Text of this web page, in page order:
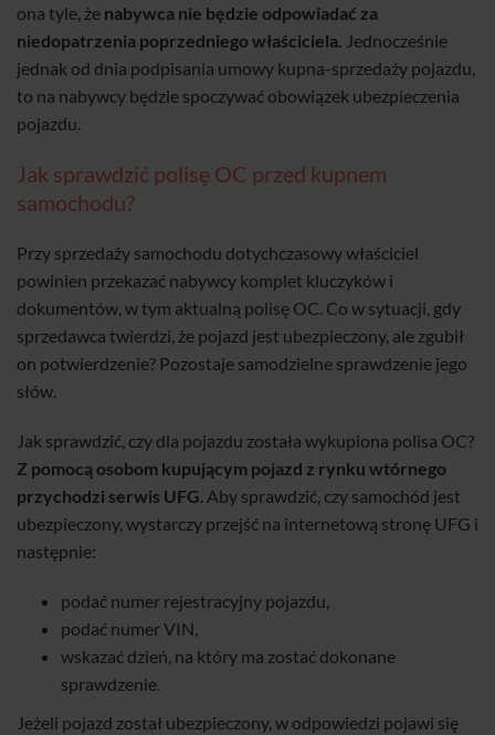
ona tyle, że nabywca nie będzie odpowiadać za
niedopatrzenia poprzedniego właściciela. Jednocześnie
jednak od dnia podpisania umowy kupna-sprzedaży pojazdu,
to na nabywcy będzie spoczywać obowiązek ubezpieczenia
pojazdu.
Jak sprawdzić polisę OC przed kupnem
samochodu?
Przy sprzedaży samochodu dotychczasowy właściciel
powinien przekazać nabywcy komplet kluczyków i
dokumentów, w tym aktualną polisę OC. Co w sytuacji, gdy
sprzedawca twierdzi, że pojazd jest ubezpieczony, ale zgubił
on potwierdzenie? Pozostaje samodzielne sprawdzenie jego
słów.
Jak sprawdzić, czy dla pojazdu została wykupiona polisa OC?
Z pomocą osobom kupującym pojazd z rynku wtórnego
przychodzi serwis UFG. Aby sprawdzić, czy samochód jest
ubezpieczony, wystarczy przejść na internetową stronę UFG i
następnie:
podać numer rejestracyjny pojazdu,
podać numer VIN,
wskazać dzień, na który ma zostać dokonane
sprawdzenie.
Jeżeli pojazd został ubezpieczony, w odpowiedzi pojawi się